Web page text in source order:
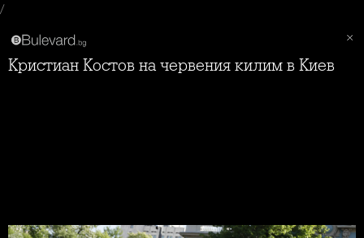
/
Кристиан Костов на червения килим в Киев